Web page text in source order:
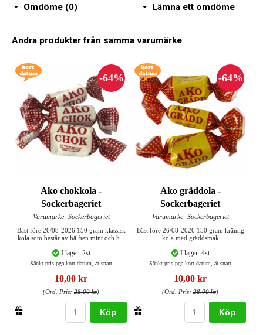
Omdöme (0) Lämna ett omdöme
Andra produkter från samma varumärke
Ako chokkola -
Sockerbageriet
Varumärke: Sockerbageriet
Bäst före 26/08-2026 150 gram klassisk
kola som består av hälften mint och h...
I lager: 2st
Sänkt pris pga kort datum, ät snart
10,00 kr
(Ord. Pris: 28,00 kr)
Köp
Ako gräddola -
Sockerbageriet
Varumärke: Sockerbageriet
Bäst före 26/08-2026 150 gram krämig
kola med gräddsmak
I lager: 4st
Sänkt pris pga kort datum, ät snart
10,00 kr
(Ord. Pris: 28,00 kr)
Köp